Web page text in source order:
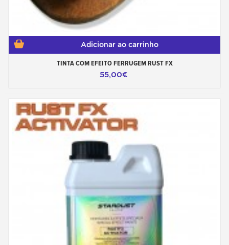
Adicionar ao carrinho
TINTA COM EFEITO FERRUGEM RUST FX
55,00€